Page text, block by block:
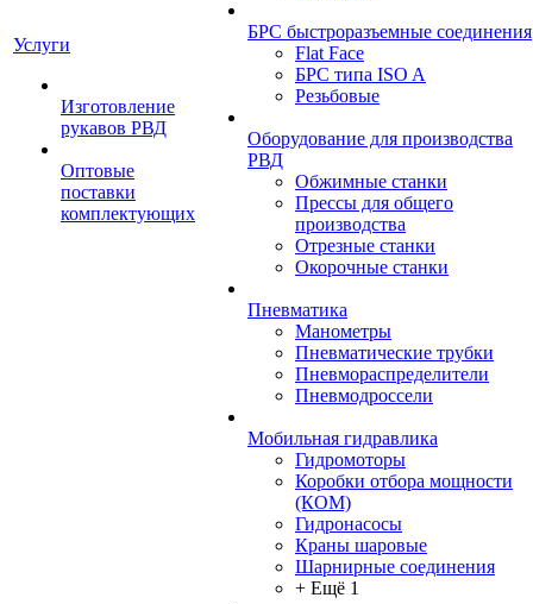
Услуги
Изготовление
рукавов РВД
Оптовые
поставки
комплектующих
БРС быстроразъемные соединения
Flat Face
БРС типа ISO A
Резьбовые
Оборудование для производства
РВД
Обжимные станки
Прессы для общего
производства
Отрезные станки
Окорочные станки
Пневматика
Манометры
Пневматические трубки
Пневмораспределители
Пневмодроссели
Мобильная гидравлика
Гидромоторы
Коробки отбора мощности
(КОМ)
Гидронасосы
Краны шаровые
Шарнирные соединения
+ Ещё 1